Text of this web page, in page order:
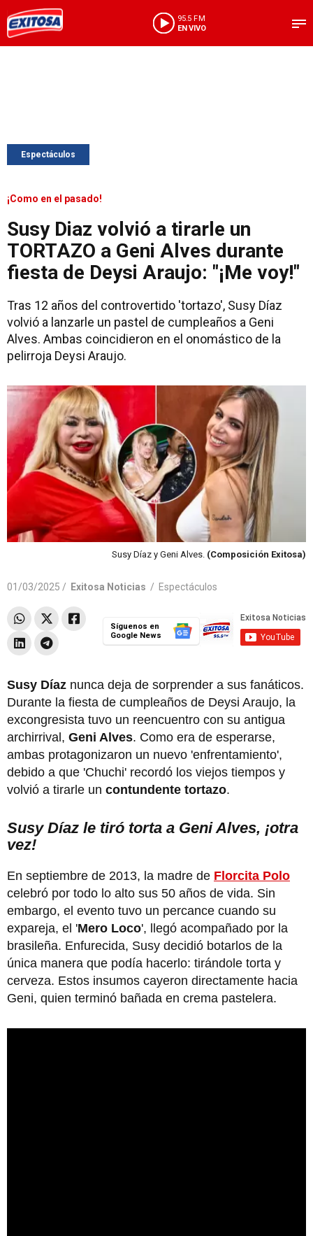
95.5 FM
EN VIVO
Espectáculos
¡Como en el pasado!
Susy Diaz volvió a tirarle un
TORTAZO a Geni Alves durante
fiesta de Deysi Araujo: "¡Me voy!"
Tras 12 años del controvertido 'tortazo', Susy Díaz
volvió a lanzarle un pastel de cumpleaños a Geni
Alves. Ambas coincidieron en el onomástico de la
pelirroja Deysi Araujo.
Susy Díaz y Geni Alves. (Composición Exitosa)
01/03/2025 / Exitosa Noticias / Espectáculos
Síguenos en
Google News
Susy Díaz nunca deja de sorprender a sus fanáticos.
Durante la fiesta de cumpleaños de Deysi Araujo, la
excongresista tuvo un reencuentro con su antigua
archirrival, Geni Alves. Como era de esperarse,
ambas protagonizaron un nuevo 'enfrentamiento',
debido a que 'Chuchi' recordó los viejos tiempos y
volvió a tirarle un contundente tortazo.
Susy Díaz le tiró torta a Geni Alves, ¡otra
vez!
En septiembre de 2013, la madre de Florcita Polo
celebró por todo lo alto sus 50 años de vida. Sin
embargo, el evento tuvo un percance cuando su
expareja, el 'Mero Loco', llegó acompañado por la
brasileña. Enfurecida, Susy decidió botarlos de la
única manera que podía hacerlo: tirándole torta y
cerveza. Estos insumos cayeron directamente hacia
Geni, quien terminó bañada en crema pastelera.